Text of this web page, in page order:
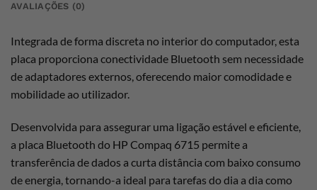
AVALIAÇÕES (0)
Integrada de forma discreta no interior do computador, esta
placa proporciona conectividade Bluetooth sem necessidade
de adaptadores externos, oferecendo maior comodidade e
mobilidade ao utilizador.
Desenvolvida para assegurar uma ligação estável e eficiente,
a placa Bluetooth do HP Compaq 6715 permite a
transferência de dados a curta distância com baixo consumo
de energia, tornando-a ideal para tarefas do dia a dia como